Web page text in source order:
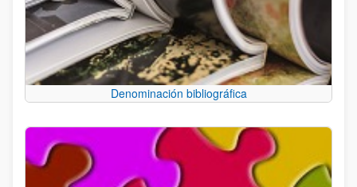
Denominación bibliográfica